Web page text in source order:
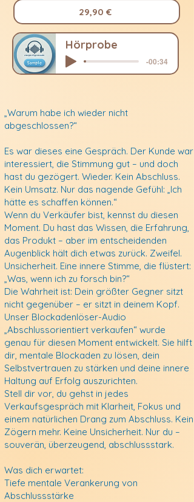
29,90 €
Hörprobe
-00:34
„Warum habe ich wieder nicht
abgeschlossen?“
Es war dieses eine Gespräch. Der Kunde war
interessiert, die Stimmung gut – und doch
hast du gezögert. Wieder. Kein Abschluss.
Kein Umsatz. Nur das nagende Gefühl: „Ich
hätte es schaffen können.“
Wenn du Verkäufer bist, kennst du diesen
Moment. Du hast das Wissen, die Erfahrung,
das Produkt – aber im entscheidenden
Augenblick hält dich etwas zurück. Zweifel.
Unsicherheit. Eine innere Stimme, die flüstert:
„Was, wenn ich zu forsch bin?“
Die Wahrheit ist: Dein größter Gegner sitzt
nicht gegenüber – er sitzt in deinem Kopf.
Unser Blockadenlöser-Audio
„Abschlussorientiert verkaufen“ wurde
genau für diesen Moment entwickelt. Sie hilft
dir, mentale Blockaden zu lösen, dein
Selbstvertrauen zu stärken und deine innere
Haltung auf Erfolg auszurichten.
Stell dir vor, du gehst in jedes
Verkaufsgespräch mit Klarheit, Fokus und
einem natürlichen Drang zum Abschluss. Kein
Zögern mehr. Keine Unsicherheit. Nur du –
souverän, überzeugend, abschlussstark.
Was dich erwartet:
Tiefe mentale Verankerung von
Abschlussstärke